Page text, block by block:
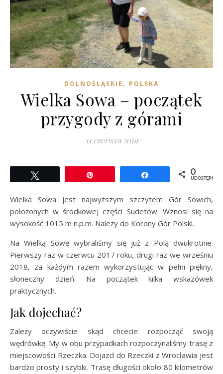
DOLNOŚLĄSKIE , POLSKA
Wielka Sowa – początek
przygody z górami
11 czerwca 2019
Udostępnij 0
UDOSTĘPNIEŃ
Wielka Sowa jest najwyższym szczytem Gór Sowich,
położonych w środkowej części Sudetów. Wznosi się na
wysokość 1015 m n.p.m. Należy do Korony Gór Polski.
Na Wielką Sowę wybraliśmy się już z Polą dwukrotnie.
Pierwszy raz w czerwcu 2017 roku, drugi raz we wrześniu
2018, za każdym razem wykorzystując w pełni piękny,
słoneczny dzień. Na początek kilka wskazówek
praktycznych.
Jak dojechać?
Zależy oczywiście skąd chcecie rozpocząć swoją
wędrówkę. My w obu przypadkach rozpoczynaliśmy trasę z
miejscowości Rzeczka. Dojazd do Rzeczki z Wrocławia jest
bardzo prosty i szybki. Trasę długości około 80 kilometrów